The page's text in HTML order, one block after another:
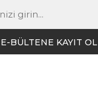
E-BÜLTENE KAYIT OL